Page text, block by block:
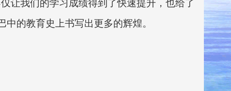
让我们的学习成绩得到了快速提升，也给了
的教育史上书写出更多的辉煌。